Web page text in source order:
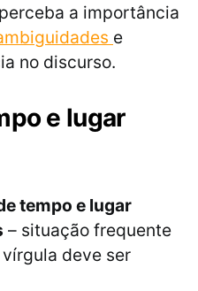
a importância
e
no discurso.
e lugar
tempo e lugar
– situação frequente
deve ser